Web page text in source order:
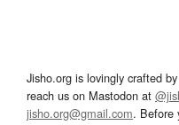
Jisho.org is lovingly crafted by
reach us on Mastodon at
jisho.org@gmail.com. Before